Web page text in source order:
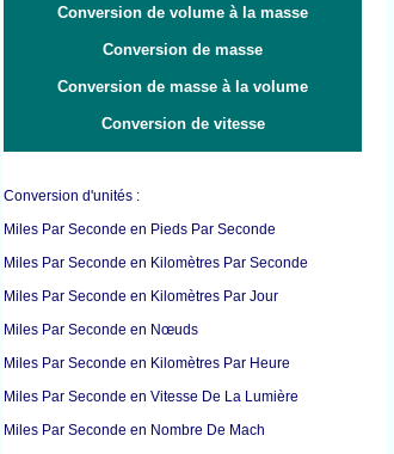
Conversion de volume à la masse
Conversion de masse
Conversion de masse à la volume
Conversion de vitesse
Conversion d'unités :
Miles Par Seconde en Pieds Par Seconde
Miles Par Seconde en Kilomètres Par Seconde
Miles Par Seconde en Kilomètres Par Jour
Miles Par Seconde en Nœuds
Miles Par Seconde en Kilomètres Par Heure
Miles Par Seconde en Vitesse De La Lumière
Miles Par Seconde en Nombre De Mach